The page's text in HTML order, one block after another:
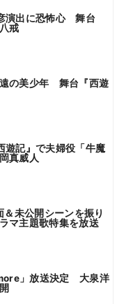
演出に恐怖心 舞台
戒
の美少年 舞台『西遊
遊記』で夫婦役「牛魔
真威人
＆未公開シーンを振り
マ主題歌特集を放送
」放送決定 大泉洋